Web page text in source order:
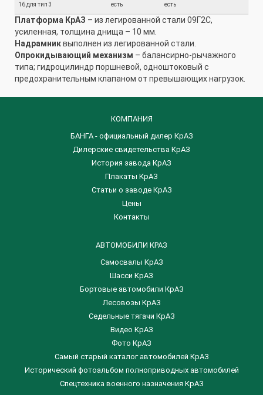
16 для тип 3 есть есть
Платформа КрАЗ – из легированной стали 09Г2С,
усиленная, толщина днища – 10 мм.
Надрамниквыполнен из легированной стали.
Опрокидывающий механизм – балансирно-рычажного
типа; гидроцилиндр поршневой, одноштоковый с
предохранительным клапаном от превышающих нагрузок.
КОМПАНИЯ
БАНГА - официальный дилер КрАЗ
Дилерские свидетельства КрАЗ
История завода КрАЗ
Плакаты КрАЗ
Статьи о заводе КрАЗ
Цены
Контакты
АВТОМОБИЛИ КРАЗ
Самосвалы КрАЗ
Шасси КрАЗ
Бортовые автомобили КрАЗ
Лесовозы КрАЗ
Седельные тягачи КрАЗ
Видео КрАЗ
Фото КрАЗ
Самый старый каталог автомобилей КрАЗ
Исторический фотоальбом полноприводных автомобилей
Спецтехника военного назначения КрАЗ